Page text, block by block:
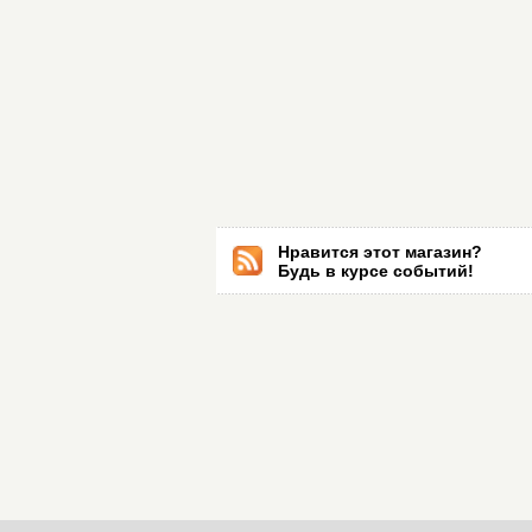
Нравится этот магазин?
Будь в курсе событий!